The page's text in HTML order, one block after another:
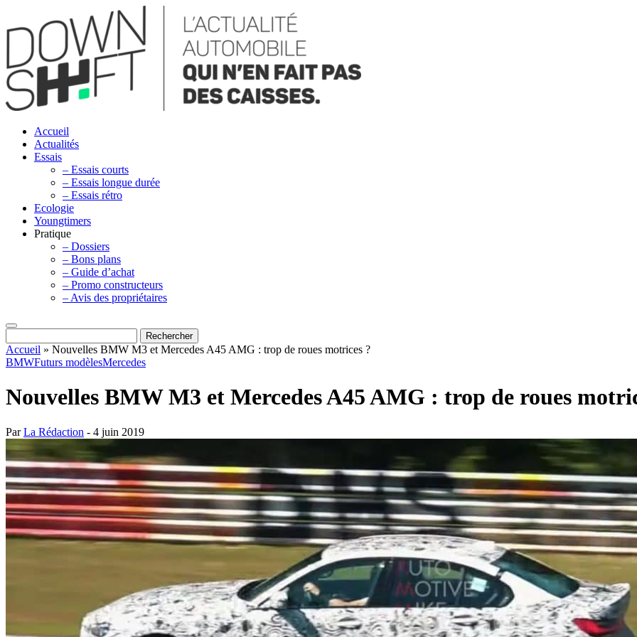
Accueil
Actualités
Essais
– Essais courts
– Essais longue durée
– Essais rétro
Ecologie
Youngtimers
Pratique
– Dossiers
– Bons plans
– Guide d’achat
– Promo constructeurs
– Avis des propriétaires
Accueil » Nouvelles BMW M3 et Mercedes A45 AMG : trop de roues motrices ?
BMWFuturs modèlesMercedes
Nouvelles BMW M3 et Mercedes A45 AMG : trop de roues
ParLa Rédaction - 4 juin 2019